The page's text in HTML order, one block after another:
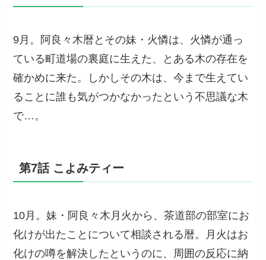
9月。阿良々木暦とその妹・火憐は、火憐が通っ
ている町道場の裏庭に生えた、とある木の存在を
確かめに来た。しかしその木は、今まで生えてい
ることに誰も気がつかなかったという不思議な木
で…。
第7話 こよみティー
10月。妹・阿良々木月火から、茶道部の部室にお
化けが出たことについて相談される暦。月火はお
化けの噂を解決したというのに、周囲の反応に納